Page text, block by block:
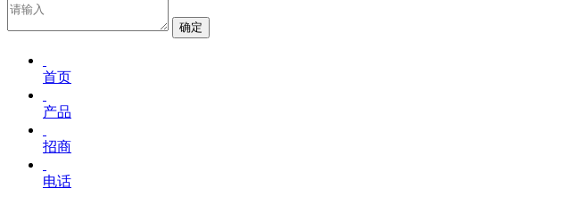
确定
首页
产品
招商
电话